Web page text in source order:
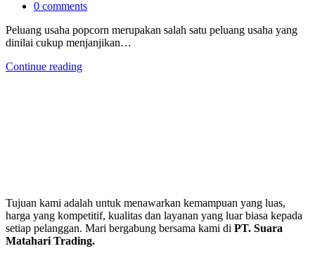
0 comments
Peluang usaha popcorn merupakan salah satu peluang usaha yang
dinilai cukup menjanjikan…
Continue reading
Tujuan kami adalah untuk menawarkan kemampuan yang luas,
harga yang kompetitif, kualitas dan layanan yang luar biasa kepada
setiap pelanggan. Mari bergabung bersama kami di PT. Suara
Matahari Trading.